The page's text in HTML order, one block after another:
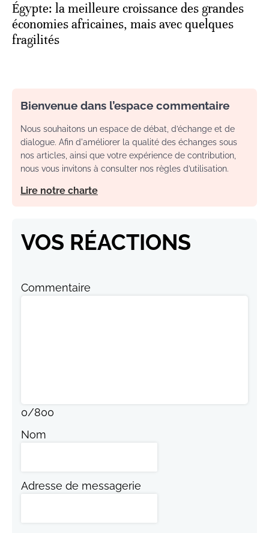
Égypte: la meilleure croissance des grandes
économies africaines, mais avec quelques
fragilités
Bienvenue dans l’espace commentaire
Nous souhaitons un espace de débat, d’échange et de
dialogue. Afin d'améliorer la qualité des échanges sous
nos articles, ainsi que votre expérience de contribution,
nous vous invitons à consulter nos règles d’utilisation.
Lire notre charte
VOS RÉACTIONS
Commentaire
0/800
Nom
Adresse de messagerie